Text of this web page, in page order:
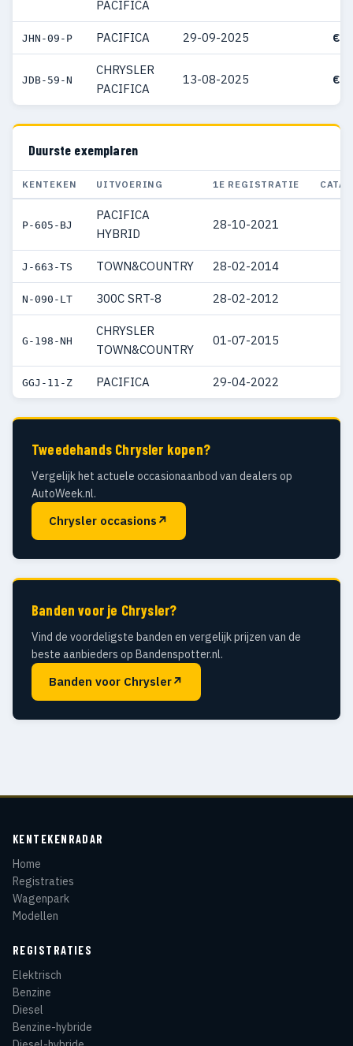
PACIFICA
JHN-09-P PACIFICA 29-09-2025 €
JDB-59-N
CHRYSLER
PACIFICA
13-08-2025 €
Duurste exemplaren
KENTEKEN UITVOERING 1E REGISTRATIE
P-605-BJ
PACIFICA
HYBRID
28-10-2021
J-663-TS TOWN&COUNTRY 28-02-2014
N-090-LT 300C SRT-8 28-02-2012
G-198-NH
CHRYSLER
TOWN&COUNTRY
01-07-2015
GGJ-11-Z PACIFICA 29-04-2022
Tweedehands Chrysler kopen?
Vergelijk het actuele occasionaanbod van dealers op
AutoWeek.nl.
Chrysler occasions ↗
Banden voor je Chrysler?
Vind de voordeligste banden en vergelijk prijzen van de
beste aanbieders op Bandenspotter.nl.
Banden voor Chrysler↗
KENTEKENRADAR
Home
Registraties
Wagenpark
Modellen
REGISTRATIES
Elektrisch
Benzine
Diesel
Benzine-hybride